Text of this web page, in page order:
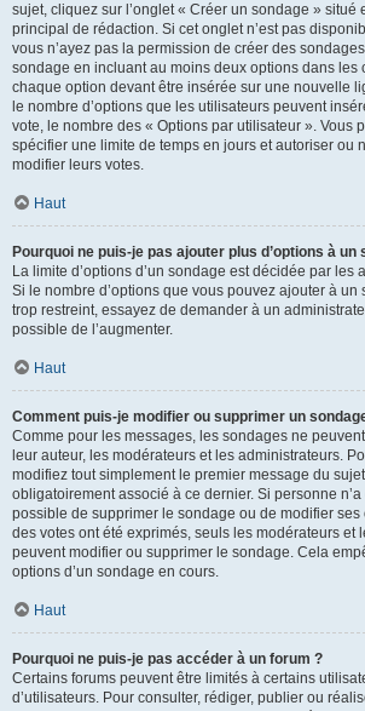
sujet, cliquez sur l’onglet « Créer un sondage » situé
principal de rédaction. Si cet onglet n’est pas
vous n’ayez pas la permission de créer des
sondage en incluant au moins deux options dans les
chaque option devant être insérée sur une nouvelle
le nombre d’options que les utilisateurs peuvent
vote, le nombre des « Options par utilisateur ». Vous
spécifier une limite de temps en jours et autoriser ou
modifier leurs votes.
Haut
Pourquoi ne puis-je pas ajouter plus d’options à un
La limite d’options d’un sondage est décidée par les
Si le nombre d’options que vous pouvez ajouter à un
trop restreint, essayez de demander à un
possible de l’augmenter.
Haut
Comment puis-je modifier ou supprimer un
Comme pour les messages, les sondages ne
leur auteur, les modérateurs et les administrateurs.
modifiez tout simplement le premier message du
obligatoirement associé à ce dernier. Si personne
possible de supprimer le sondage ou de modifier ses
des votes ont été exprimés, seuls les modérateurs et
peuvent modifier ou supprimer le sondage. Cela
options d’un sondage en cours.
Haut
Pourquoi ne puis-je pas accéder à un forum ?
Certains forums peuvent être limités à certains
d’utilisateurs. Pour consulter, rédiger, publier ou